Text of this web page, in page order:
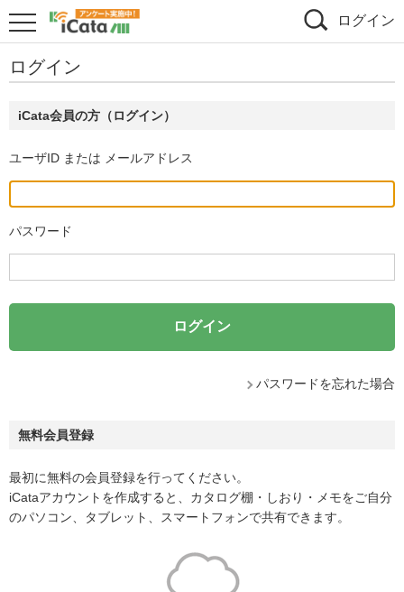
ログイン
ログイン
iCata会員の方（ログイン）
ユーザID または メールアドレス
パスワード
パスワードを忘れた場合
無料会員登録
最初に無料の会員登録を行ってください。
iCataアカウントを作成すると、カタログ棚・しおり・メモをご自分
のパソコン、タブレット、スマートフォンで共有できます。